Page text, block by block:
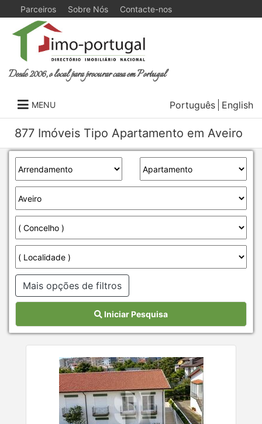
Parceiros Sobre Nós Contacte-nos
Desde 2006, o local para procurar casa em Portugal
MENU Português English
877 Imóveis Tipo Apartamento em Aveiro
Mais opções de filtros
Iniciar Pesquisa